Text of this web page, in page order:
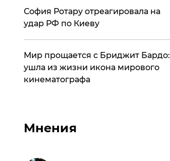
София Ротару отреагировала на
удар РФ по Киеву
Мир прощается с Бриджит Бардо:
ушла из жизни икона мирового
кинематографа
Мнения